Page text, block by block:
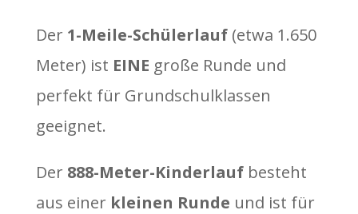
Der 1-Meile-Schülerlauf(etwa 1.650
Meter) ist EINE große Runde und
perfekt für Grundschulklassen
geeignet.
Der 888-Meter-Kinderlaufbesteht
aus einer kleinen Runde und ist für